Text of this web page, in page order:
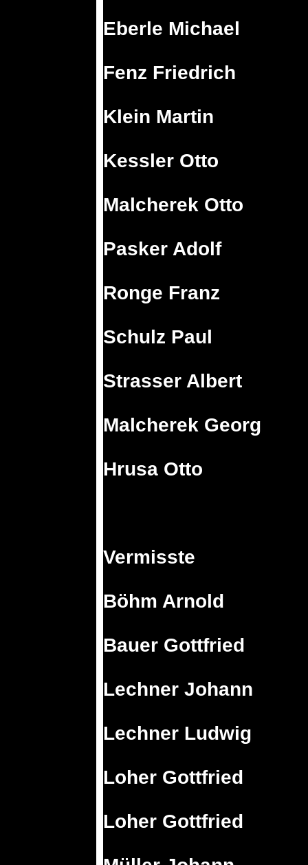
Eberle Michael
Fenz Friedrich
Klein Martin
Kessler Otto
Malcherek Otto
Pasker Adolf
Ronge Franz
Schulz Paul
Strasser Albert
Malcherek Georg
Hrusa Otto
Vermisste
Böhm Arnold
Bauer Gottfried
Lechner Johann
Lechner Ludwig
Loher Gottfried
Loher Gottfried